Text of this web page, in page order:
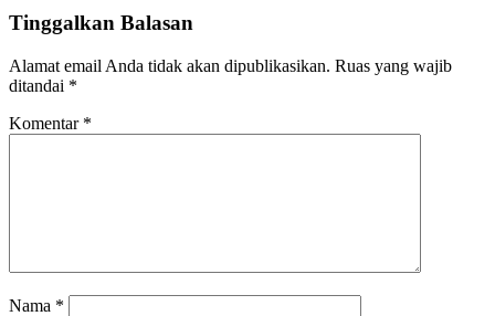
Tinggalkan Balasan
Alamat email Anda tidak akan dipublikasikan. Ruas yang wajib
ditandai *
Komentar *
Nama *